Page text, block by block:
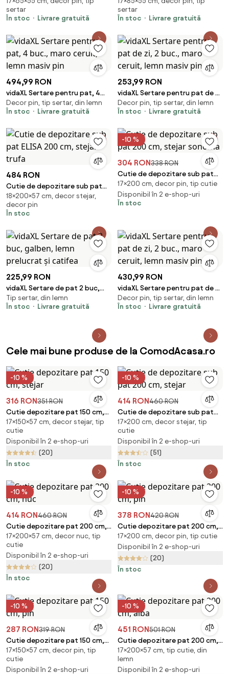
masiv de pin
sertar
În stoc
Livrare gratuită
masiv de pin
sertar
În stoc
Livrare gratuită
494,99 RON
vidaXL Sertare pentru pat, 4
buc., maro ceruit, lemn masiv
pin
Decor pin, tip sertar, din lemn
În stoc
Livrare gratuită
253,99 RON
vidaXL Sertare pentru pat de zi,
2 buc., maro ceruit, lemn masiv
pin
Decor pin, tip sertar, din lemn
În stoc
Livrare gratuită
484 RON
Cutie de depozitare sub pat
ELISA 200 cm, stejar trufa
18×200×57 cm, decor stejar,
decor pin
În stoc
-10 %
304 RON338 RON
Cutie de depozitare sub pat
200 cm, stejar sonoma
17×200 cm, decor pin, tip cutie
Disponibil în 2 e-shop-uri
În stoc
225,99 RON
vidaXL Sertare de pat 2 buc,
galben, lemn prelucrat și
catifea
Tip sertar, din lemn
În stoc
Livrare gratuită
430,99 RON
vidaXL Sertare pentru pat de zi,
2 buc., maro ceruit, lemn masiv
pin
Decor pin, tip sertar, din lemn
În stoc
Livrare gratuită
Cele mai bune produse de la ComodAcasa.ro
-10 %
316 RON351 RON
Cutie depozitare pat 150 cm,
stejar
17×150×57 cm, decor stejar, tip
cutie
Disponibil în 2 e-shop-uri
(20)
În stoc
-10 %
414 RON460 RON
Cutie de depozitare sub pat
200 cm, stejar
17×200 cm, decor stejar, tip
cutie
Disponibil în 2 e-shop-uri
(51)
În stoc
-10 %
414 RON460 RON
Cutie depozitare pat 200 cm,
nuc
17×200×57 cm, decor nuc, tip
cutie
Disponibil în 2 e-shop-uri
(20)
În stoc
-10 %
378 RON420 RON
Cutie depozitare pat 200 cm,
pin
17×200 cm, decor pin, tip cutie
Disponibil în 2 e-shop-uri
(20)
În stoc
-10 %
287 RON319 RON
Cutie depozitare pat 150 cm,
pin
17×150×57 cm, decor pin, tip
cutie
Disponibil în 2 e-shop-uri
-10 %
451 RON501 RON
Cutie depozitare pat 200 cm,
alba
17×200×57 cm, tip cutie, din
lemn
Disponibil în 2 e-shop-uri